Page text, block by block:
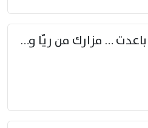
حننت إلى ريّا ونفسك باعدت … مزارك من ريّا وشعباكما معا